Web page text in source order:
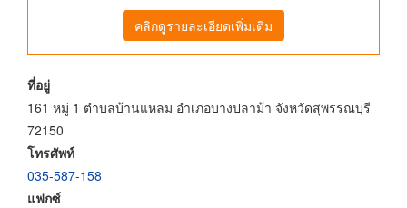
คลิกดูรายละเอียดเพิ่มเติม
ที่อยู่
161 หมู่ 1 ตำบลบ้านแหลม อำเภอบางปลาม้า จังหวัดสุพรรณบุรี
72150
โทรศัพท์
035-587-158
แฟกซ์